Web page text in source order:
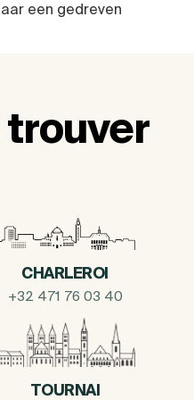
een gedreven
trouver
CHARLEROI
+32 471 76 03 40
TOURNAI